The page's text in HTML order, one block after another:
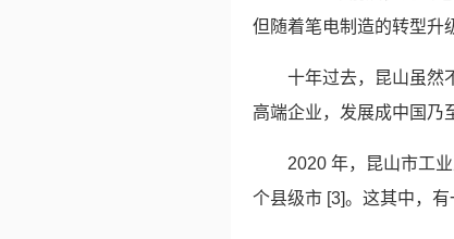
但随着笔电制造的转型升
十年过去，昆山虽然
高端企业，发展成中国乃
2020 年，昆山市工
个县级市 [3]。这其中，有